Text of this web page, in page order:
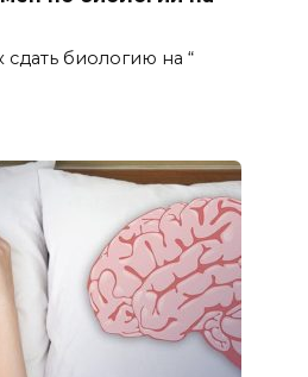
сдать биологию на “